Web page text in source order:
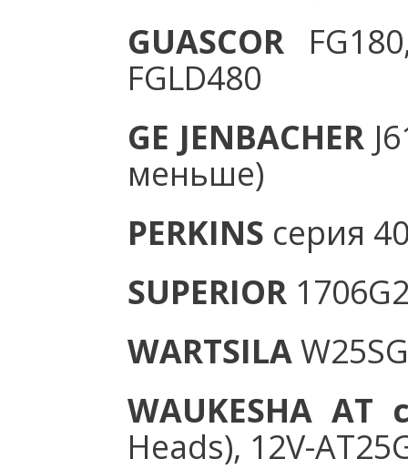
GUASCOR
FGLD480
GE JENBACHER
меньше)
PERKINS серия
SUPERIOR
WARTSILA
WAUKESHA
Heads), 12V-